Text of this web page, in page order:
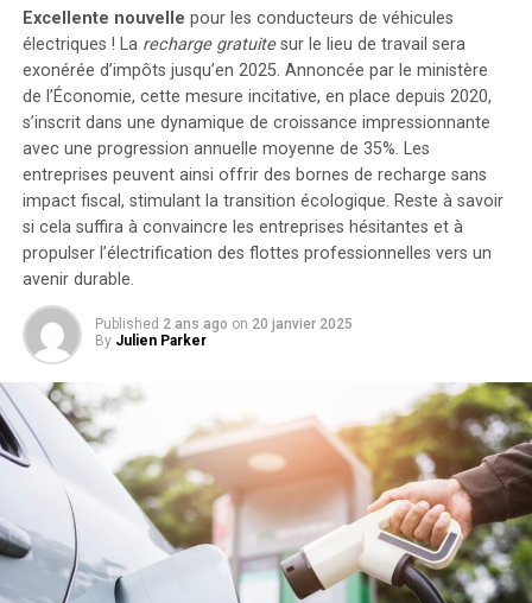
de stockage énergétique, il est possible d’intégrer
jusqu’à cinq batteries supplémentaires de 1,6
kilowattheure chacune, augmentant la capacité totale à
9,6 kilowattheures.
Intégration dans un Écosystème
Intelligent
Le Solarbank 2 AC s’intègre parfaitement dans un
écosystème énergétique intelligent grâce à sa
compatibilité avec le compteur Anker SOLIX Smart et
les prises intelligentes proposées par Anker. cette
consommation électrique tout en réduisant les pertes
énergétiques inutiles. De plus, Anker SOLIX prévoit
d’étendre cette compatibilité aux dispositifs Shelly.
Durabilité et Résistance aux
Intempéries
Excellente nouvelle pour les conducteurs de véhicules
électriques ! La recharge gratuitesur le lieu de travail sera
exonérée d’impôts jusqu’en 2025. Annoncée par le ministère
de l’Économie, cette mesure incitative, en place depuis 2020,
s’inscrit dans une dynamique de croissance impressionnante
avec une progression annuelle moyenne de 35%. Les
entreprises peuvent ainsi offrir des bornes de recharge sans
impact fiscal, stimulant la transition écologique. Reste à savoir
si cela suffira à convaincre les entreprises hésitantes et à
propulser l’électrification des flottes professionnelles vers un
avenir durable.
Published 2 ans ago on 20 janvier 2025
By Julien Parker